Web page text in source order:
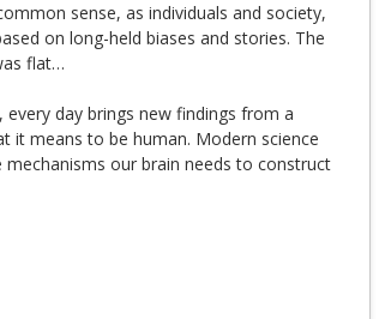
sense, as individuals and society,
on long-held biases and stories. The
flat…
day brings new findings from a
it means to be human. Modern science
our brain needs to construct